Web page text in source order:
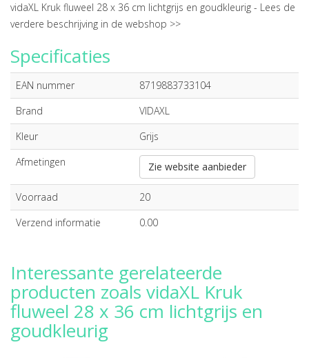
vidaXL Kruk fluweel 28 x 36 cm lichtgrijs en goudkleurig - Lees de
verdere beschrijving in de webshop >>
Specificaties
EAN nummer
8719883733104
Brand
VIDAXL
Kleur
Grijs
Afmetingen
Zie website aanbieder
Voorraad
20
Verzend informatie
0.00
Interessante gerelateerde
producten zoals vidaXL Kruk
fluweel 28 x 36 cm lichtgrijs en
goudkleurig